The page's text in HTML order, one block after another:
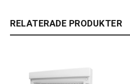
RELATERADE PRODUKTER